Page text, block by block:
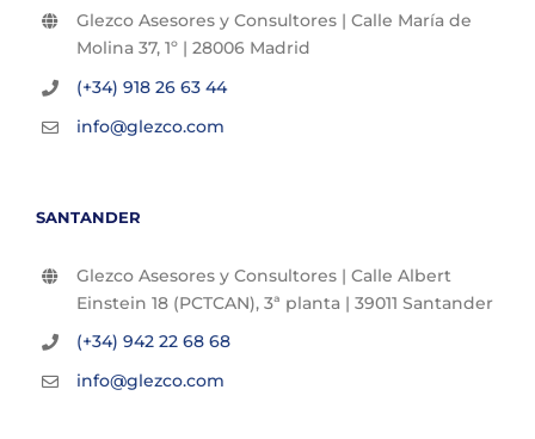
Glezco Asesores y Consultores | Calle María de
Molina 37, 1º | 28006 Madrid
(+34) 918 26 63 44
info@glezco.com
SANTANDER
Glezco Asesores y Consultores | Calle Albert
Einstein 18 (PCTCAN), 3ª planta | 39011 Santander
(+34) 942 22 68 68
info@glezco.com